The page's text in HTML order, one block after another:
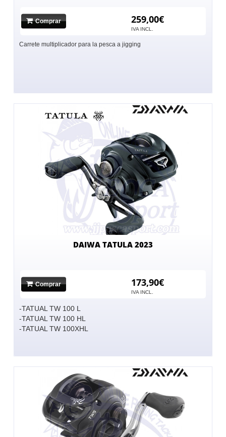
Comprar 259,00€
IVA INCL.
Carrete multiplicador para la pesca a jigging
DAIWA TATULA 2023
Comprar 173,90€
IVA INCL.
-TATUAL TW 100 L
-TATUAL TW 100 HL
-TATUAL TW 100XHL